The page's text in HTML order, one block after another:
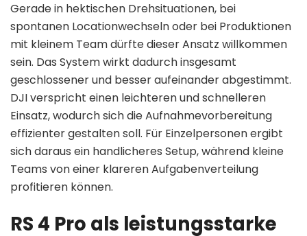
Gerade in hektischen Drehsituationen, bei
spontanen Locationwechseln oder bei Produktionen
mit kleinem Team dürfte dieser Ansatz willkommen
sein. Das System wirkt dadurch insgesamt
geschlossener und besser aufeinander abgestimmt.
DJI verspricht einen leichteren und schnelleren
Einsatz, wodurch sich die Aufnahmevorbereitung
effizienter gestalten soll. Für Einzelpersonen ergibt
sich daraus ein handlicheres Setup, während kleine
Teams von einer klareren Aufgabenverteilung
profitieren können.
RS 4 Pro als leistungsstarke